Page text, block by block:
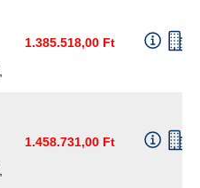
1.385.518,00 Ft
1.458.731,00 Ft